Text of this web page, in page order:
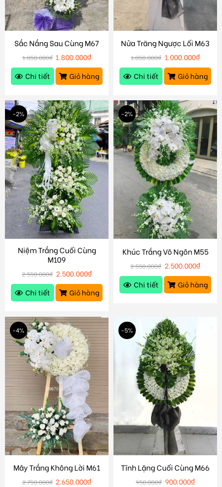
Sắc Nắng Sau Cùng M67
1.850.000₫ 1.800.000₫
Chi tiết
Giỏ hàng
Nửa Trăng Ngược Lối M63
1.050.000₫ 1.000.000₫
Chi tiết
Giỏ hàng
-2%
Niệm Trắng Cuối Cùng
M109
2.550.000₫ 2.500.000₫
Chi tiết
Giỏ hàng
-2%
Khúc Trắng Vô Ngôn M55
2.550.000₫ 2.500.000₫
Chi tiết
Giỏ hàng
-4%
Mây Trắng Không Lời M61
2.750.000₫ 2.650.000₫
-5%
Tĩnh Lặng Cuối Cùng M66
950.000₫ 900.000₫